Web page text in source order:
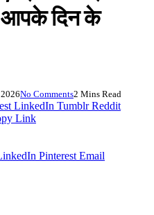
दिन के
No Comments2 Mins Read
LinkedIn Tumblr Reddit
Link
Pinterest Email